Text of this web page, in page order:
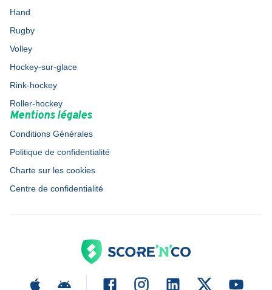
Hand
Rugby
Volley
Hockey-sur-glace
Rink-hockey
Roller-hockey
Mentions légales
Conditions Générales
Politique de confidentialité
Charte sur les cookies
Centre de confidentialité